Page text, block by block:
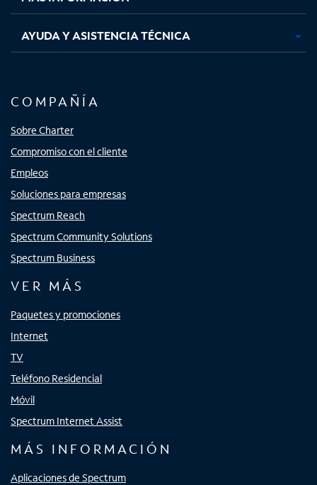
AYUDA Y ASISTENCIA TÉCNICA
COMPAÑÍA
Sobre Charter
Compromiso con el cliente
Empleos
Soluciones para empresas
Spectrum Reach
Spectrum Community Solutions
Spectrum Business
VER MÁS
Paquetes y promociones
Internet
TV
Teléfono Residencial
Móvil
Spectrum Internet Assist
MÁS INFORMACIÓN
Aplicaciones de Spectrum